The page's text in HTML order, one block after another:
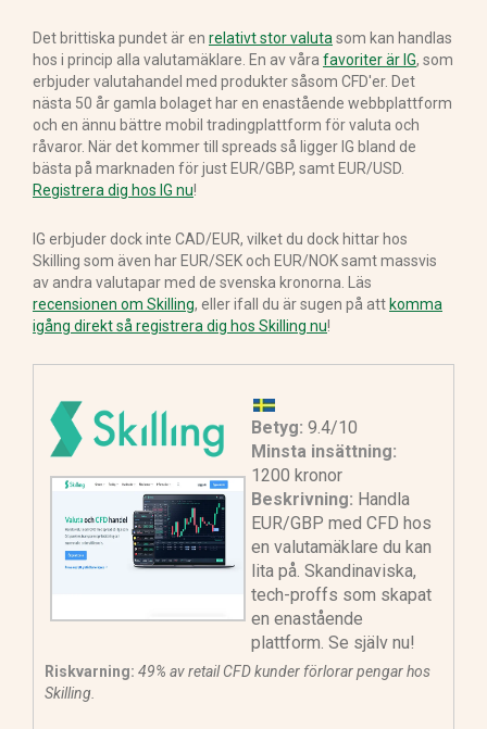
Det brittiska pundet är en relativt stor valuta som kan handlas
hos i princip alla valutamäklare. En av våra favoriter är IG, som
erbjuder valutahandel med produkter såsom CFD'er. Det
nästa 50 år gamla bolaget har en enastående webbplattform
och en ännu bättre mobil tradingplattform för valuta och
råvaror. När det kommer till spreads så ligger IG bland de
bästa på marknaden för just EUR/GBP, samt EUR/USD.
Registrera dig hos IG nu!
IG erbjuder dock inte CAD/EUR, vilket du dock hittar hos
Skilling som även har EUR/SEK och EUR/NOK samt massvis
av andra valutapar med de svenska kronorna. Läs
recensionen om Skilling, eller ifall du är sugen på att komma
igång direkt så registrera dig hos Skilling nu!
Betyg: 9.4/10
Minsta insättning:
1200 kronor
Beskrivning: Handla
EUR/GBP med CFD hos
en valutamäklare du kan
lita på. Skandinaviska,
tech-proffs som skapat
en enastående
plattform. Se själv nu!
Riskvarning: 49% av retail CFD kunder förlorar pengar hos
Skilling.